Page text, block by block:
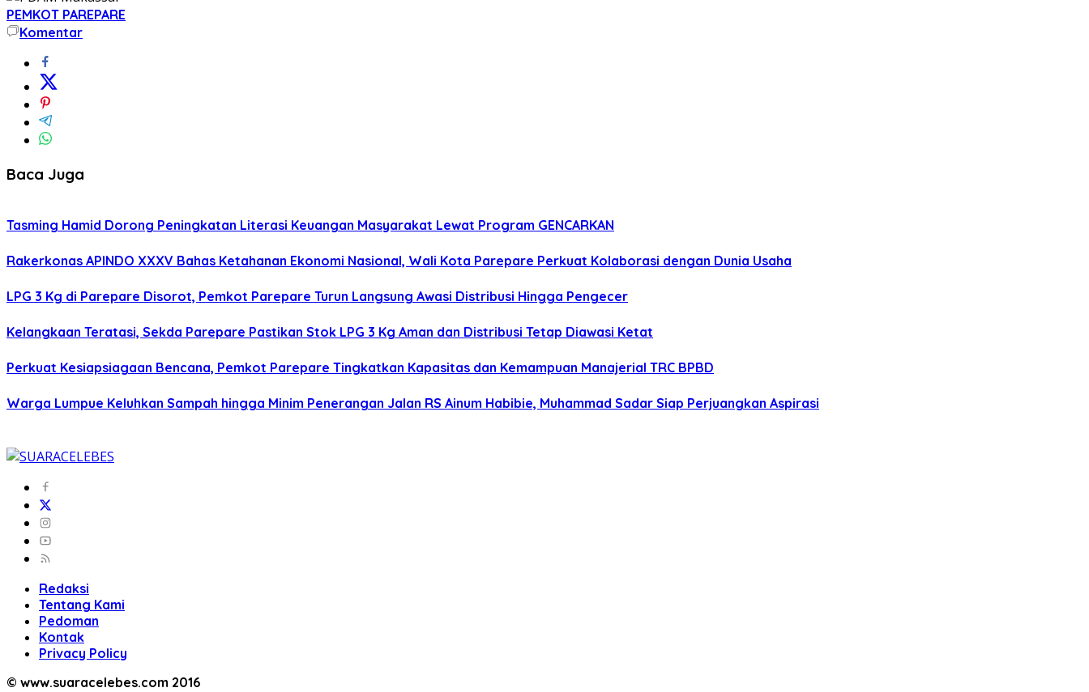
PEMKOT PAREPARE
Komentar
Baca Juga
Tasming Hamid Dorong Peningkatan Literasi Keuangan Masyarakat Lewat Program GENCARKAN
Rakerkonas APINDO XXXV Bahas Ketahanan Ekonomi Nasional, Wali Kota Parepare Perkuat Kolaborasi dengan Dunia Usaha
LPG 3 Kg di Parepare Disorot, Pemkot Parepare Turun Langsung Awasi Distribusi Hingga Pengecer
Kelangkaan Teratasi, Sekda Parepare Pastikan Stok LPG 3 Kg Aman dan Distribusi Tetap Diawasi Ketat
Perkuat Kesiapsiagaan Bencana, Pemkot Parepare Tingkatkan Kapasitas dan Kemampuan Manajerial TRC BPBD
Warga Lumpue Keluhkan Sampah hingga Minim Penerangan Jalan RS Ainum Habibie, Muhammad Sadar Siap Perjuangkan Aspirasi
Redaksi
Tentang Kami
Pedoman
Kontak
Privacy Policy
© www.suaracelebes.com 2016